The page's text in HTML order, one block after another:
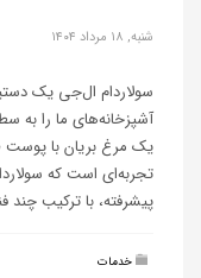
شنبه, ۱۸ مرداد ۱۴۰۴
سولاردام ال‌جی یک
آشپزخانه‌های ما را به
یک مرغ بریان با پوست
تجربه‌ای است که
پیشرفته، با ترکیب
خدمات